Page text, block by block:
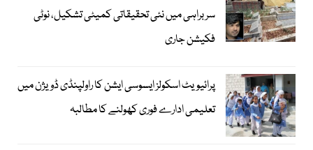
سربراہی میں نئی تحقیقاتی کمیٹی تشکیل، نوٹی
فکیشن جاری
پرائیویٹ اسکولز ایسوسی ایشن کا راولپنڈی ڈویژن میں
تعلیمی ادارے فوری کھولنے کا مطالبہ